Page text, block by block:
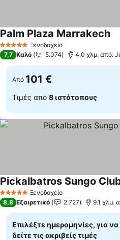
5 Αστέρια Ξενοδοχείο
Palm Plaza Marrakech
7,7 Καλό 5.074 4.0 χλμ. από:
Από 101 €
Τιμές από 8 ιστότοπους
5 Αστέρια Ξενοδοχείο
Pickalbatros Sungo
8,8 Εξαιρετικό 2.727 9.1 χλμ.
Επιλέξτε ημερομηνίες, για να
δείτε τις ακριβείς τιμές